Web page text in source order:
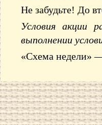
Не забудьте! До
Условия акции
выполнении
«Схема недели»